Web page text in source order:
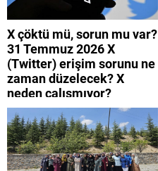
X çöktü mü, sorun mu var?
31 Temmuz 2026 X
(Twitter) erişim sorunu ne
zaman düzelecek? X
neden çalışmıyor?